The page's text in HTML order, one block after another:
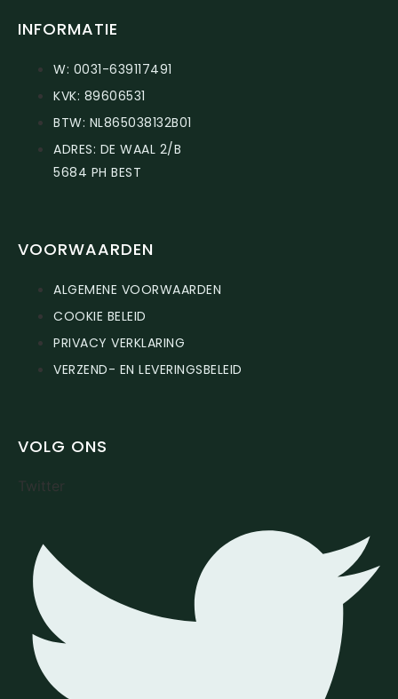
INFORMATIE
W: 0031-639117491
KVK: 89606531
BTW: NL865038132B01
ADRES: DE WAAL 2/B
5684 PH BEST
VOORWAARDEN
ALGEMENE VOORWAARDEN
COOKIE BELEID
PRIVACY VERKLARING
VERZEND- EN LEVERINGSBELEID
VOLG ONS
Twitter